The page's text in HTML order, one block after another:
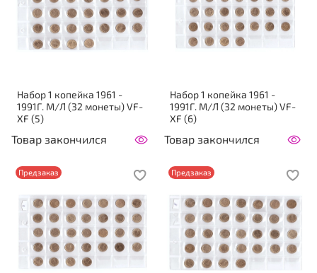
Набор 1 копейка 1961 -
1991Г. М/Л (32 монеты) VF-
XF (5)
Товар закончился
Набор 1 копейка 1961 -
1991Г. М/Л (32 монеты) VF-
XF (6)
Товар закончился
Предзаказ Предзаказ